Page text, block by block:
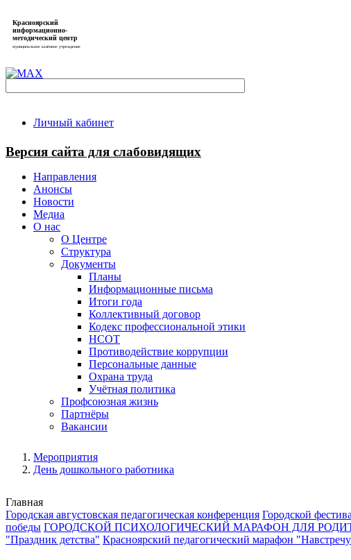
Красноярский
информационно-
методический центр
муниципальное казённое учреждение
Личный кабинет
Версия сайта для слабовидящих
Направления
Анонсы
Новости
Медиа
О нас
О Центре
Структура
Документы
Планы
Информационные письма
Итоги года
Коллективный договор
Кодекс профессиональной этики
НСОТ
Противодействие коррупции
Персональные данные
Охрана труда
Учётная политика
Профсоюзная жизнь
Партнёры
Вакансии
Мероприятия
День дошкольного работника
Главная
Городская августовская педагогическая конференция Городской
победы ГОРОДСКОЙ ПСИХОЛОГИЧЕСКИЙ МАРАФОН ДЛЯ
"Праздник детства" Красноярский педагогический марафон